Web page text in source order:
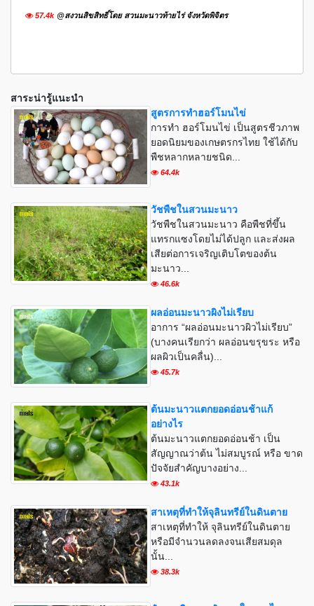
57.4k @สงวนสิขสิทธิ์โดย สวนมะนาวท้ายไร่ จังหวัดพิจิตร
สาระน่ารู้แนะนำ
สูตรการทำฮอร์โมนไข่
การทำ ฮอร์โมนไข่ เป็นสูตรชีวภาพ
ยอดนิยมของเกษตรกรไทย ใช้ได้กับ
พืชหลากหลายชนิด...
64.4k
วัชพืชในสวนมะนาว
วัชพืชในสวนมะนาว คือพืชที่ขึ้น
แทรกแซงโดยไม่ได้ปลูก และส่งผล
เสียต่อการเจริญเติบโตของต้น
มะนาว...
46.6k
ผลอ่อนมะนาวผิงไม่เรียบ
อาการ “ผลอ่อนมะนาวผิวไม่เรียบ”
(บางคนเรียกว่า ผลอ่อนขรุขระ หรือ
ผลผิวเป็นคลื่น)...
45.7k
ต้นมะนาวแตกยอดอ่อนช้าแก้
อย่างไร
ต้นมะนาวแตกยอดอ่อนช้า เป็น
สัญญาณว่าต้น ไม่สมบูรณ์ หรือ ขาด
ปัจจัยสำคัญบางอย่าง...
43.1k
สาเหตุที่ทำให้จุลินทรีย์ในดินตาย
สาเหตุที่ทำให้ จุลินทรีย์ในดินตาย
หรือมีจำนวนลดลงจนเสียสมดุล
นั้น...
38.3k